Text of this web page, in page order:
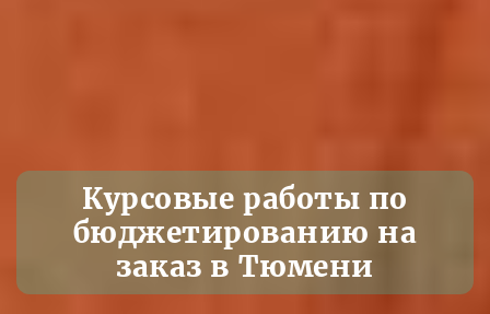
Курсовые работы по
бюджетированию на
заказ в Тюмени